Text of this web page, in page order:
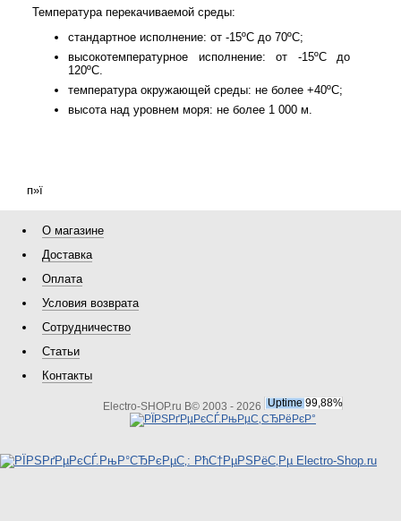
Температура перекачиваемой среды:
стандартное исполнение: от -15ºС до 70ºС;
высокотемпературное исполнение: от -15ºС до
120ºС.
температура окружающей среды: не более +40ºС;
высота над уровнем моря: не более 1 000 м.
п»ї
О магазине
Доставка
Оплата
Условия возврата
Сотрудничество
Статьи
Контакты
Electro-SHOP.ru В© 2003 - 2026